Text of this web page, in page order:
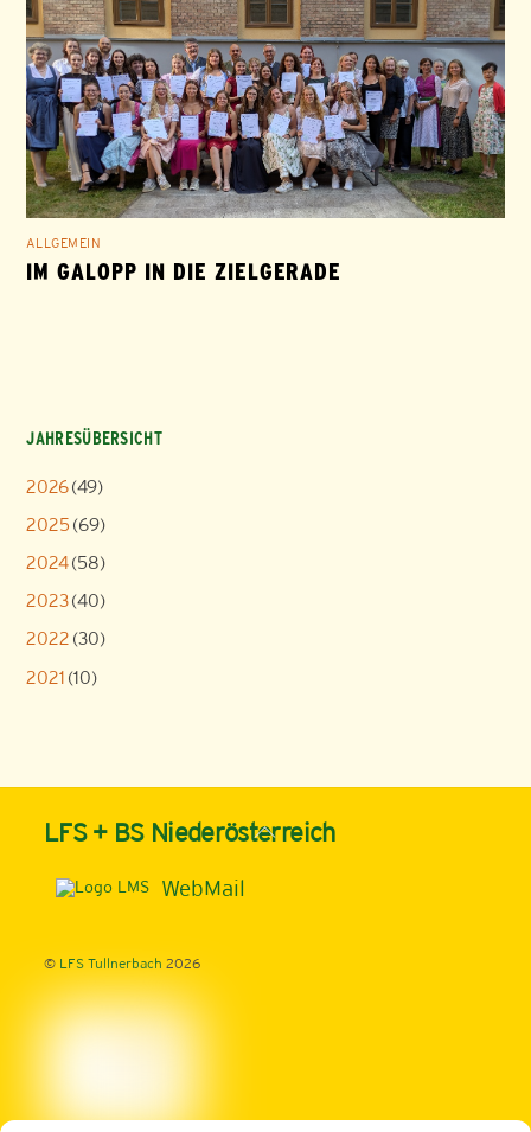
ALLGEMEIN
IM GALOPP IN DIE ZIELGERADE
JAHRESÜBERSICHT
2026(49)
2025 (69)
2024(58)
2023(40)
2022 (30)
2021 (10)
Back
To
LFS + BS Niederösterreich
WebMail
© LFS Tullnerbach 2026